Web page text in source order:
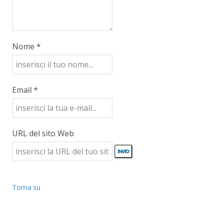
Nome *
Email *
URL del sito Web
Torna su